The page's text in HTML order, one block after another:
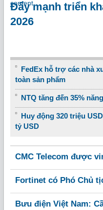
Đẩy mạnh triển
2026
FedEx hỗ trợ các nhà
toàn sản phẩm
NTQ tăng đến 35%
Huy động 320 triệu
tỷ USD
CMC Telecom được
Fortinet có Phó Chủ
Bưu điện Việt Nam: